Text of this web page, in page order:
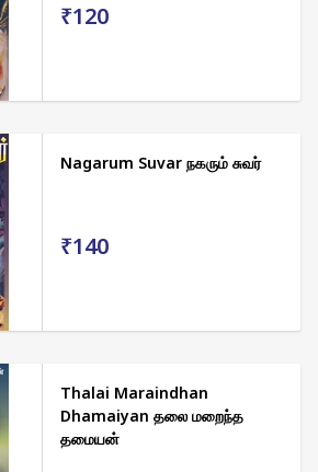
₹120
Nagarum Suvar நகரும் சுவர்
₹140
Thalai Maraindhan
Dhamaiyan தலை மறைந்த
தமையன்